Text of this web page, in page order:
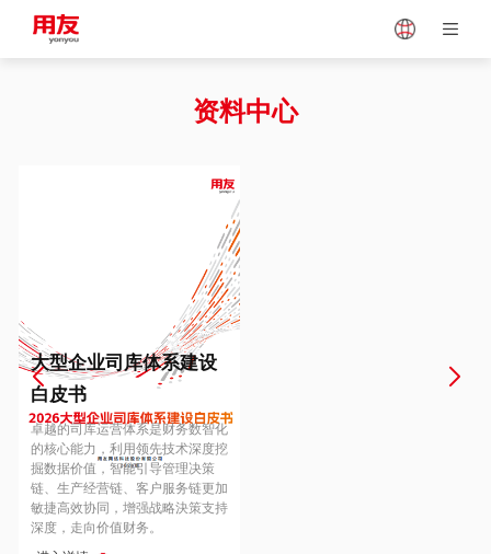
Vietnam
Europe
Hungary
Hong Kong
资料中心
大型企业司库体系建设
白皮书
卓越的司库运营体系是财务数智化
的核心能力，利用领先技术深度挖
掘数据价值，智能引导管理决策
链、生产经营链、客户服务链更加
敏捷高效协同，增强战略決策支持
深度，走向价值财务。